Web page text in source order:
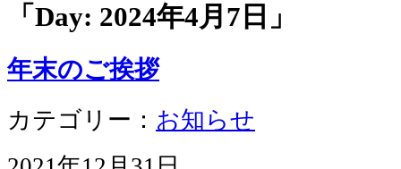
「Day: 2024年4月7日 」
年末のご挨拶
カテゴリー： お知らせ